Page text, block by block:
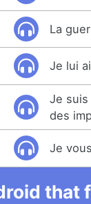
La
Je lui
Je
des
Je